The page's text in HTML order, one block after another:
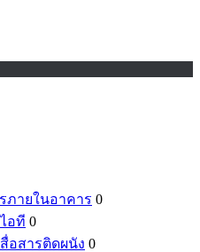
ายในอาคาร 0
อที 0
อสารติดผนัง 0